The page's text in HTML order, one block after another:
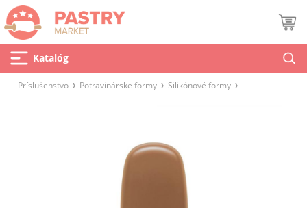
Katalóg
Príslušenstvo Potravinárske formy Silikónové formy